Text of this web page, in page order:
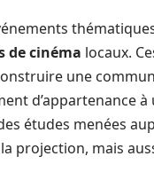
de cinéma locaux.
une
d’appartenance
études menées
projection, mais